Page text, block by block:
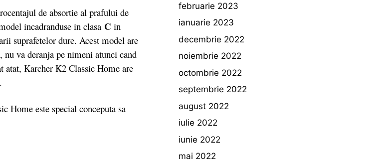
de absortie al prafului de
incadranduse in clasa C in
suprafetelor dure. Acest model are
nu va deranja pe nimeni atunci cand
atat, Karcher K2 Classic Home are
este special conceputa sa
februarie 2023
ianuarie 2023
decembrie 2022
noiembrie 2022
octombrie 2022
septembrie 2022
august 2022
iulie 2022
iunie 2022
mai 2022